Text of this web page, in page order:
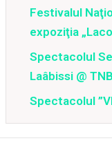
Festivalul
expoziţia
Spectacolul
Laâbissi @ TNB
Spectacolul